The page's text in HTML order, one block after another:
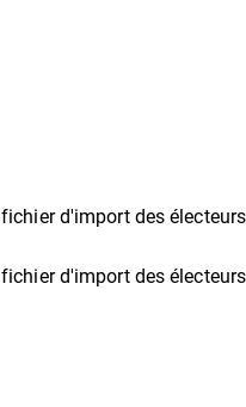
d'import des
d'import des